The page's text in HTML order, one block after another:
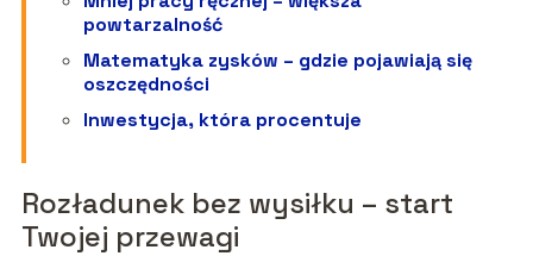
powtarzalność
Matematyka zysków – gdzie pojawiają się
oszczędności
Inwestycja, która procentuje
Rozładunek bez wysiłku – start
Twojej przewagi